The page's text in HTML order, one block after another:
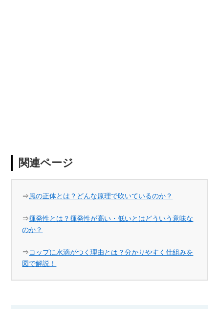
関連ページ
⇒風の正体とは？どんな原理で吹いているのか？
⇒揮発性とは？揮発性が高い・低いとはどういう意味な
のか？
⇒コップに水滴がつく理由とは？分かりやすく仕組みを
図で解説！